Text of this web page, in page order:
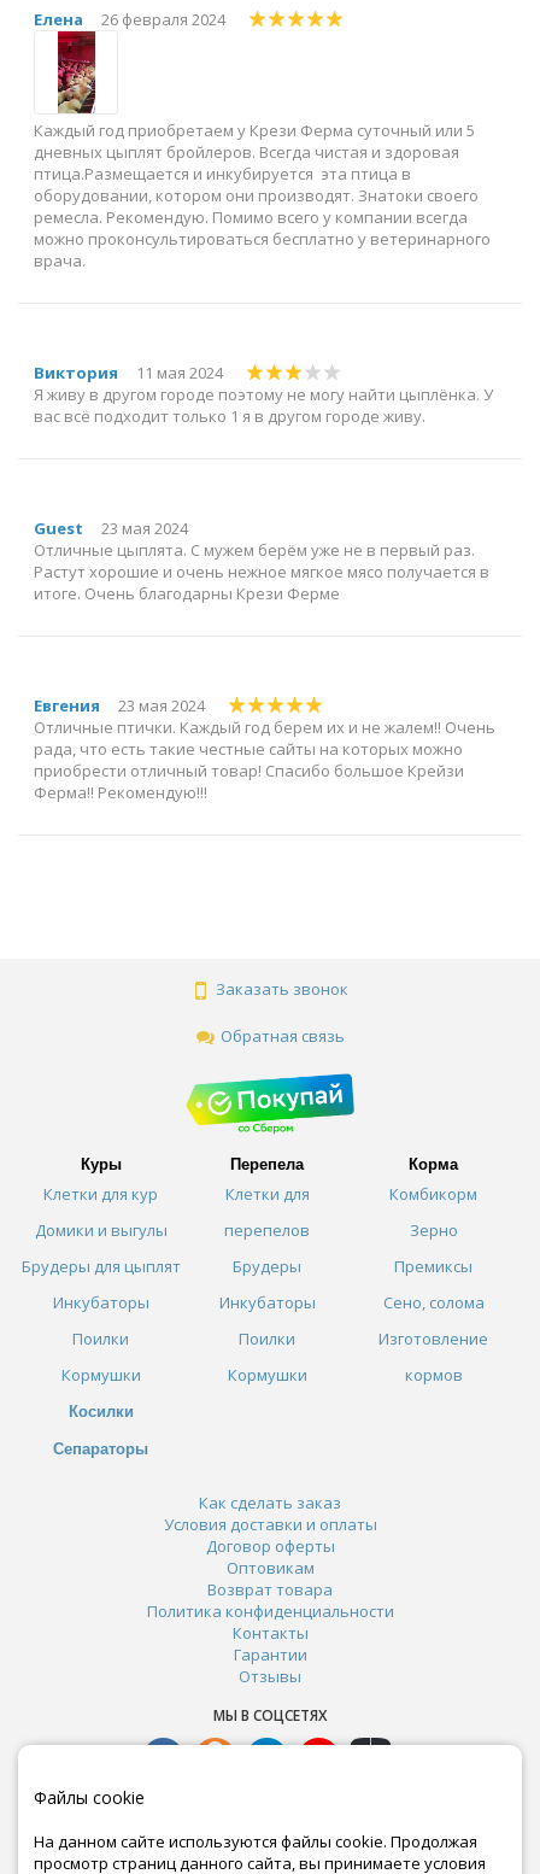
Елена 26 февраля 2024
Каждый год приобретаем у Крези Ферма суточный или 5
дневных цыплят бройлеров. Всегда чистая и здоровая
птица.Размещается и инкубируется эта птица в
оборудовании, котором они производят. Знатоки своего
ремесла. Рекомендую. Помимо всего у компании всегда
можно проконсультироваться бесплатно у ветеринарного
врача.
Виктория
11 мая 2024
Я живу в другом городе поэтому не могу найти цыплёнка. У
вас всё подходит только 1 я в другом городе живу.
Guest
23 мая 2024
Отличные цыплята. С мужем берём уже не в первый раз.
Растут хорошие и очень нежное мягкое мясо получается в
итоге. Очень благодарны Крези Ферме
Евгения
23 мая 2024
Отличные птички. Каждый год берем их и не жалем!! Очень
рада, что есть такие честные сайты на которых можно
приобрести отличный товар! Спасибо большое Крейзи
Ферма!! Рекомендую!!!
Заказать звонок
Обратная связь
Куры
Клетки для кур
Домики и выгулы
Брудеры для цыплят
Инкубаторы
Поилки
Кормушки
Косилки
Сепараторы
Перепела
Клетки для
перепелов
Брудеры
Инкубаторы
Поилки
Кормушки
Корма
Комбикорм
Зерно
Премиксы
Сено, солома
Изготовление
кормов
Как сделать заказ
Условия доставки и оплаты
Договор оферты
Оптовикам
Возврат товара
Политика конфиденциальности
Контакты
Гарантии
Отзывы
МЫ В СОЦСЕТЯХ
Файлы cookie
На данном сайте используются файлы cookie. Продолжая
просмотр страниц данного сайта, вы принимаете условия